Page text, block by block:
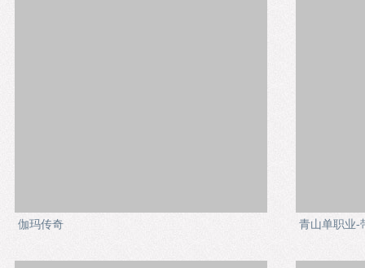
伽玛传奇 青山单职业-